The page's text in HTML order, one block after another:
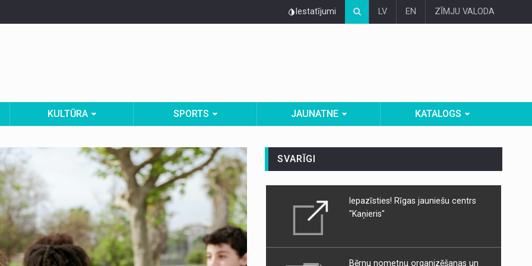
Iestatījumi LV EN ZĪMJU VALODA
KULTŪRA SPORTS JAUNATNE KATALOGS
SVARĪGI
Iepazīsties! Rīgas jauniešu centrs
"Kaņieris"
Bērnu nometņu organizēšanas un